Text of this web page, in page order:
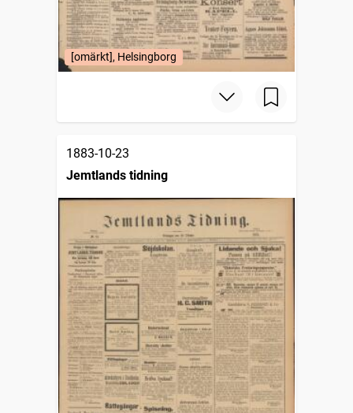
[omärkt], Helsingborg
1883-10-23
Jemtlands tidning